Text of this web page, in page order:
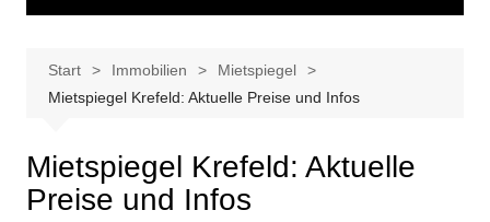
Start Immobilien
Mietspiegel
Mietspiegel Krefeld: Aktuelle Preise und Infos
Mietspiegel Krefeld: Aktuelle
Preise und Infos